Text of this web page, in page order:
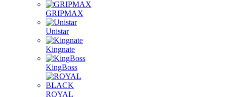
GRIPMAX
Unistar
Kingnate
KingBoss
ROYAL